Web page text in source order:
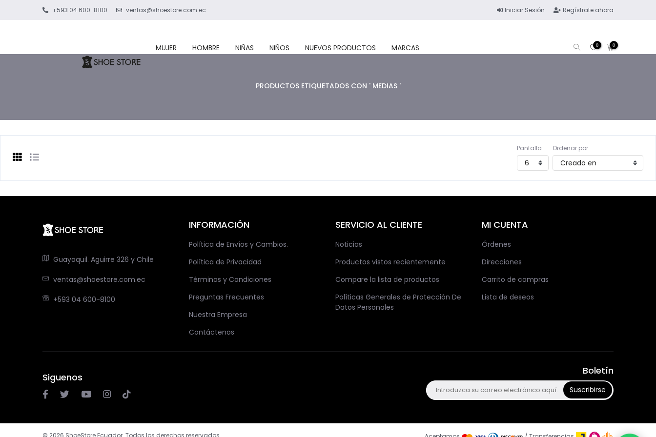
+593 04 600-8100 ventas@shoestore.com.ec Iniciar Sesión Regístrate ahora
MUJER HOMBRE NIÑAS NIÑOS NUEVOS PRODUCTOS MARCAS 0 0
PRODUCTOS ETIQUETADOS CON ' MEDIAS '
Pantalla Ordenar por
Guayaquil. Aguirre 326 y Chile
ventas@shoestore.com.ec
+593 04 600-8100
INFORMACIÓN
Política de Envíos y Cambios.
Política de Privacidad
Términos y Condiciones
Preguntas Frecuentes
Nuestra Empresa
Contáctenos
SERVICIO AL CLIENTE
Noticias
Productos vistos recientemente
Compare la lista de productos
Políticas Generales de Protección De
Datos Personales
MI CUENTA
Órdenes
Direcciones
Carrito de compras
Lista de deseos
Siguenos
Boletín
Suscribirse
© 2026 ShoeStore Ecuador. Todos los derechos reservados.